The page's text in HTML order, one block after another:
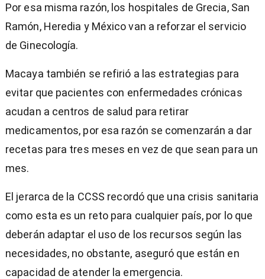
Por esa misma razón, los hospitales de Grecia, San
Ramón, Heredia y México van a reforzar el servicio
de Ginecología.
Macaya también se refirió a las estrategias para
evitar que pacientes con enfermedades crónicas
acudan a centros de salud para retirar
medicamentos, por esa razón se comenzarán a dar
recetas para tres meses en vez de que sean para un
mes.
El jerarca de la CCSS recordó que una crisis sanitaria
como esta es un reto para cualquier país, por lo que
deberán adaptar el uso de los recursos según las
necesidades, no obstante, aseguró que están en
capacidad de atender la emergencia.